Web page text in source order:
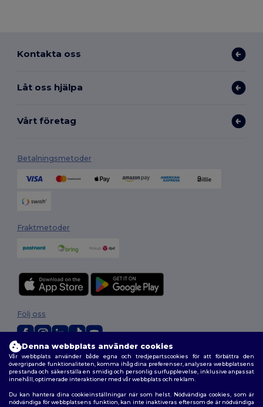
Kontakta oss
Låt oss hjälpa
Vårt företag
Betalningsmetoder
Fraktmetoder
2026. Alla rättigheter förbehållna
Allmänna Villkor|Anpassad policy |Integritetspolicy|Policy för cookies
|Karta över webbplatsen
Följ oss
Denna webbplats använder cookies
Vår webbplats använder både egna och tredjepartscookies för att förbättra den
övergripande funktionaliteten, komma ihåg dina preferenser, analysera webbplatsens
prestanda och säkerställa en smidig och personlig surfupplevelse, inklusive anpassat
innehåll, optimerade interaktioner med vår webbplats och reklam.
Du kan hantera dina cookieinställningar när som helst. Nödvändiga cookies, som är
nödvändiga för webbplatsens funktion, kan inte inaktiveras eftersom de är nödvändiga